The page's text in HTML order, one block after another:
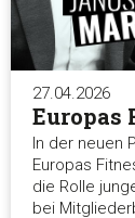
27.04.2026
Europas
In der neuen
Europas
die Rolle
bei